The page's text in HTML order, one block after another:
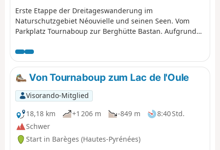
Erste Etappe der Dreitageswanderung im
Naturschutzgebiet Néouvielle und seinen Seen. Vom
Parkplatz Tournaboup zur Berghütte Bastan. Aufgrund
recht anspruchsvolle Wanderung. Unter (6) kann man
sich die Etappe anhören und den Höhenunterschied
verringern. Siehe Praktische Informationen. Unter (7)
kann man die Etappe verkürzen und etwas
Höhenunterschied einsparen, indem man einen
Südhangweg nimmt.
Von Tournaboup zum Lac de l'Oule
Visorando-Mitglied
18,18 km
+1 206 m -849 m
8:40 Std.
Schwer
Start in Barèges (Hautes-Pyrénées)